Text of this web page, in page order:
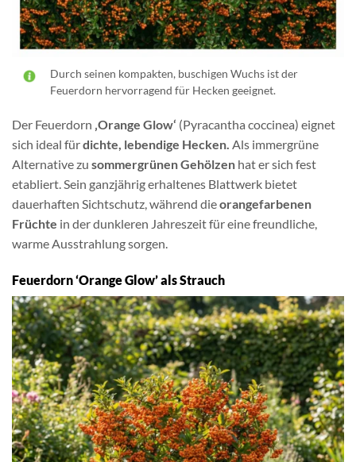
Durch seinen kompakten, buschigen Wuchs ist der
Feuerdorn hervorragend für Hecken geeignet.
Der Feuerdorn ‚Orange Glow‘ (Pyracantha coccinea) eignet
sich ideal fürdichte, lebendige Hecken. Als immergrüne
Alternative zu sommergrünen Gehölzen hat er sich fest
etabliert. Sein ganzjährig erhaltenes Blattwerk bietet
dauerhaften Sichtschutz, während dieorangefarbenen
Früchte in der dunkleren Jahreszeit für eine freundliche,
warme Ausstrahlung sorgen.
Feuerdorn ‘Orange Glow’ als Strauch